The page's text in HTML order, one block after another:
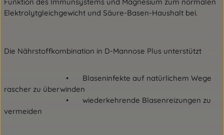
Elektrolytgleichgewicht und Säure-Basen-Haushalt bei.
Die Nährstoffkombination in D-Mannose Plus unterstützt
• Blaseninfekte auf natürlichem Wege
rascher zu überwinden
• wiederkehrende Blasenreizungen zu
vermeiden